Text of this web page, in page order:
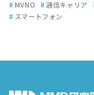
# MVNO # 通信キャリア
# スマートフォン